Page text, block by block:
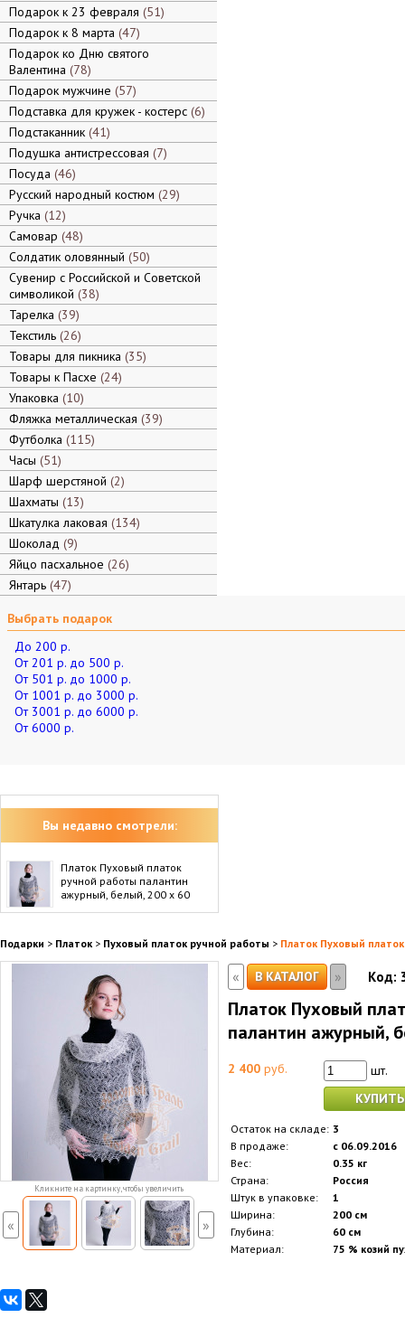
Подарок к 23 февраля 51
Подарок к 8 марта 47
Подарок ко Дню святого
Валентина 78
Подарок мужчине 57
Подставка для кружек - костерс 6
Подстаканник 41
Подушка антистрессовая 7
Посуда 46
Русский народный костюм 29
Ручка 12
Самовар 48
Солдатик оловянный 50
Сувенир с Российской и Советской
символикой 38
Тарелка 39
Текстиль 26
Товары для пикника 35
Товары к Пасхе 24
Упаковка 10
Фляжка металлическая 39
Футболка 115
Часы 51
Шарф шерстяной 2
Шахматы 13
Шкатулка лаковая 134
Шоколад 9
Яйцо пасхальное 26
Янтарь 47
Выбрать подарок
До 200 р.
От 201 р. до 500 р.
От 501 р. до 1000 р.
От 1001 р. до 3000 р.
От 3001 р. до 6000 р.
От 6000 р.
Вы недавно смотрели:
Платок Пуховый платок
ручной работы палантин
ажурный, белый, 200 х 60
Подарки > Платок > Пуховый платок ручной работы > Платок Пуховый
Кликните на картинку, чтобы увеличить
« »
« В КАТАЛОГ » Код:
Платок Пуховый
палантин ажурный,
2 400 руб.
шт.
Остаток на складе: 3
В продаже:
с 06.09.2016
Вес:
0.35 кг
Страна:
Россия
Штук в упаковке:
1
Ширина:
200 см
Глубина:
60 см
Материал:
75 % козий